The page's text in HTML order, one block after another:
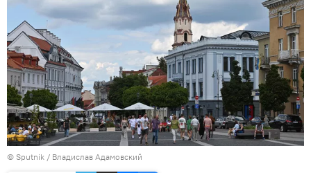
© Sputnik / Владислав Адамовский